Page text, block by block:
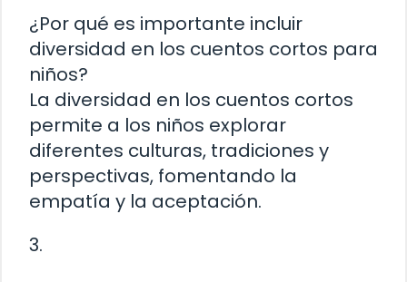
¿Por qué es importante incluir
diversidad en los cuentos cortos para
niños?
La diversidad en los cuentos cortos
permite a los niños explorar
diferentes culturas, tradiciones y
perspectivas, fomentando la
empatía y la aceptación.
3.